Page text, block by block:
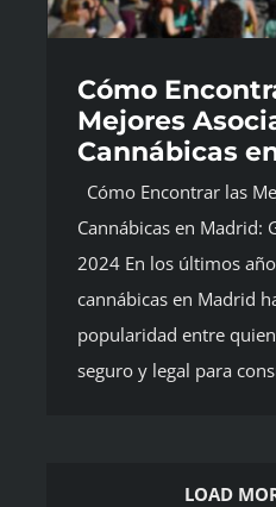
Cómo
Mejores
Cannábicas
Cómo Encontrar las
Cannábicas en Madrid:
2024 En los últimos
cannábicas en Madrid
popularidad entre
seguro y legal para
LOAD